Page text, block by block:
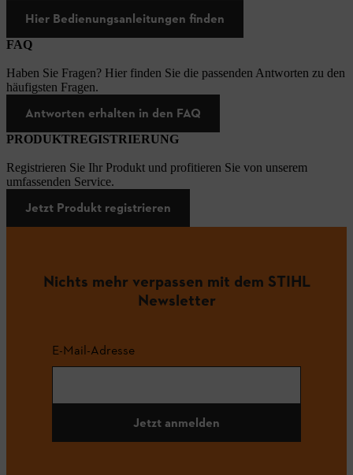
Hier Bedienungsanleitungen finden
FAQ
Haben Sie Fragen? Hier finden Sie die passenden Antworten zu den
häufigsten Fragen.
Antworten erhalten in den FAQ
PRODUKTREGISTRIERUNG
Registrieren Sie Ihr Produkt und profitieren Sie von unserem
umfassenden Service.
Jetzt Produkt registrieren
Nichts mehr verpassen mit dem STIHL
Newsletter
E-Mail-Adresse
Jetzt anmelden